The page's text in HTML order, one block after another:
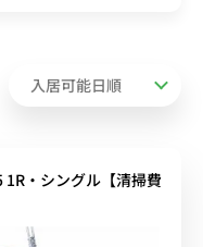
・シングル【清掃費